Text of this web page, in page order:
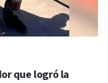
que logró la